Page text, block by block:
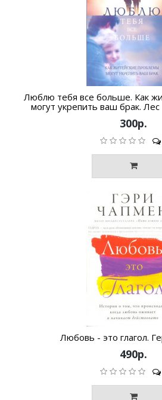
Люблю тебя все больше. Как
могут укрепить ваш брак.
300р.
Любовь - это глагол.
490р.